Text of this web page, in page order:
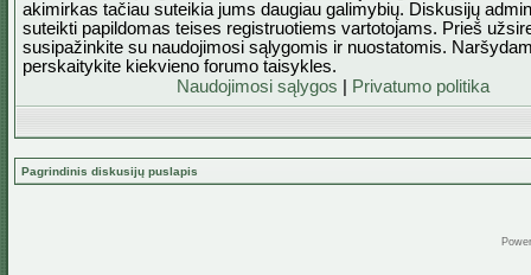
akimirkas tačiau suteikia jums daugiau galimybių. Diskusijų
suteikti papildomas teises registruotiems vartotojams. Prieš
susipažinkite su naudojimosi sąlygomis ir nuostatomis.
perskaitykite kiekvieno forumo taisykles.
Naudojimosi sąlygos
Privatumo politika
Pagrindinis diskusijų puslapis